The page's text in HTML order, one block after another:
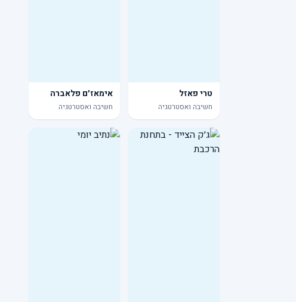
טרי פאזל
חשיבה ואסטרטגיה
אימאז׳ם פלאברה
חשיבה ואסטרטגיה